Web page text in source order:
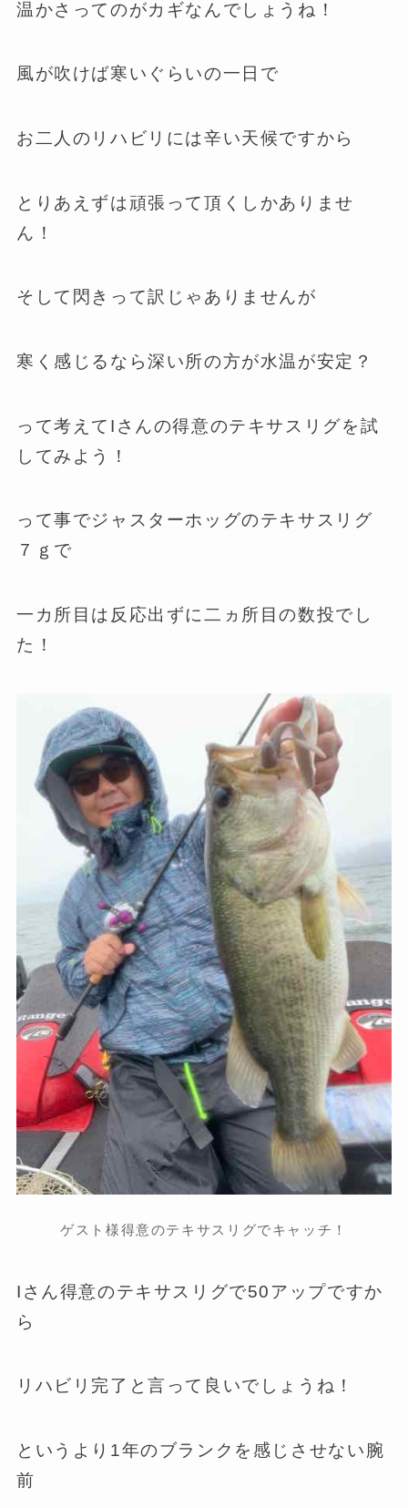
温かさってのがカギなんでしょうね！
風が吹けば寒いぐらいの一日で
お二人のリハビリには辛い天候ですから
とりあえずは頑張って頂くしかありませ
ん！
そして閃きって訳じゃありませんが
寒く感じるなら深い所の方が水温が安定？
って考えてIさんの得意のテキサスリグを試
してみよう！
って事でジャスターホッグのテキサスリグ
７ｇで
一カ所目は反応出ずに二ヵ所目の数投でし
た！
ゲスト様得意のテキサスリグでキャッチ！
Iさん得意のテキサスリグで50アップですか
ら
リハビリ完了と言って良いでしょうね！
というより1年のブランクを感じさせない腕
前